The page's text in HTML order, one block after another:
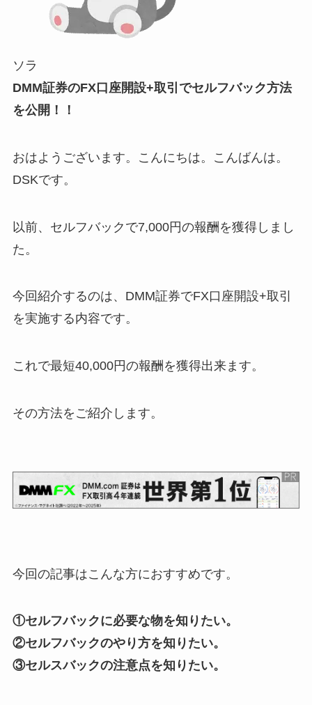
ソラ
DMM証券のFX口座開設+取引でセルフバック方法
を公開！！
おはようございます。こんにちは。こんばんは。
DSKです。
以前、セルフバックで7,000円の報酬を獲得しまし
た。
今回紹介するのは、DMM証券でFX口座開設+取引
を実施する内容です。
これで最短40,000円の報酬を獲得出来ます。
その方法をご紹介します。
今回の記事はこんな方におすすめです。
①セルフバックに必要な物を知りたい。
②セルフバックのやり方を知りたい。
③セルスバックの注意点を知りたい。